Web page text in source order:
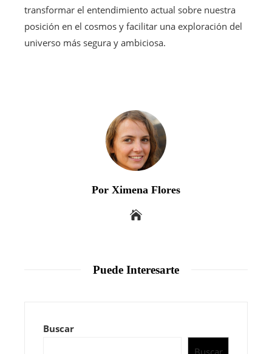
transformar el entendimiento actual sobre nuestra
posición en el cosmos y facilitar una exploración del
universo más segura y ambiciosa.
Por Ximena Flores
Puede Interesarte
Buscar